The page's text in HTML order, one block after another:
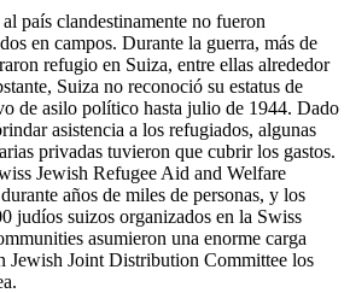
país clandestinamente no fueron
en campos. Durante la guerra, más de
refugio en Suiza, entre ellas alrededor
Suiza no reconoció su estatus de
de asilo político hasta julio de 1944. Dado
asistencia a los refugiados, algunas
privadas tuvieron que cubrir los gastos.
Jewish Refugee Aid and Welfare
años de miles de personas, y los
judíos suizos organizados en la Swiss
asumieron una enorme carga
Jewish Joint Distribution Committee los